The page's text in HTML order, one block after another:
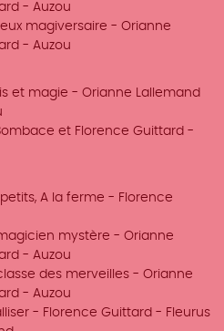
- Auzou
magiversaire - Orianne
- Auzou
et magie - Orianne Lallemand
et Florence Guittard -
A la ferme - Florence
mystère - Orianne
- Auzou
des merveilles - Orianne
- Auzou
- Florence Guittard - Fleurus